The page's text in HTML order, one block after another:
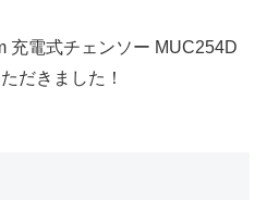
充電式チェンソー MUC254D
だきました！